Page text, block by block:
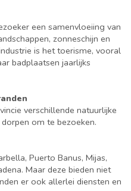
een samenvloeiing van
zonneschijn en
is het toerisme, vooral
badplaatsen jaarlijks
verschillende natuurlijke
om te bezoeken.
Puerto Banus, Mijas,
Maar deze bieden niet
er ook allerlei diensten en